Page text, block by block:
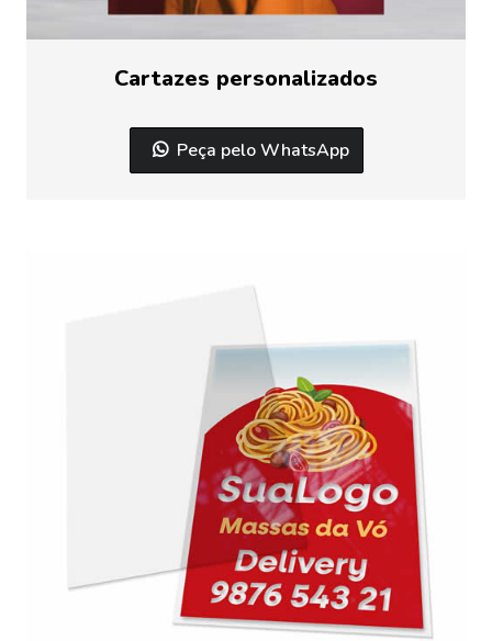
Cartazes personalizados
Peça pelo WhatsApp